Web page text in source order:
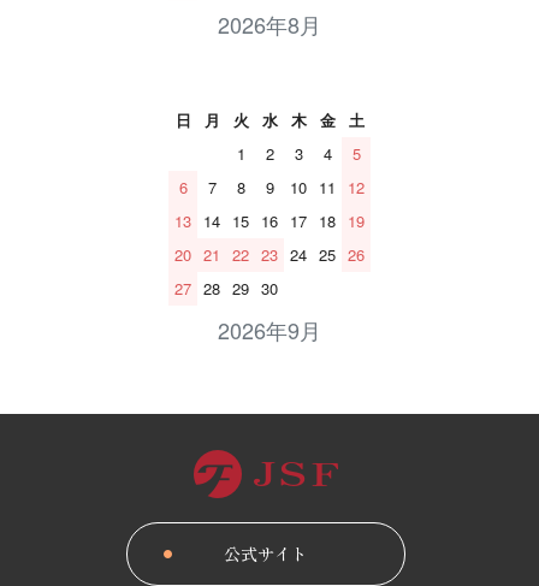
2026年8月
2026年9月
日 月 火 水 木 金
土
1
2 3 4
5
6
7 8 9 10 11
12
13 14 15 16 17 18 19
20 21 22 23 24 25 26
27 28 29 30
公式サイト